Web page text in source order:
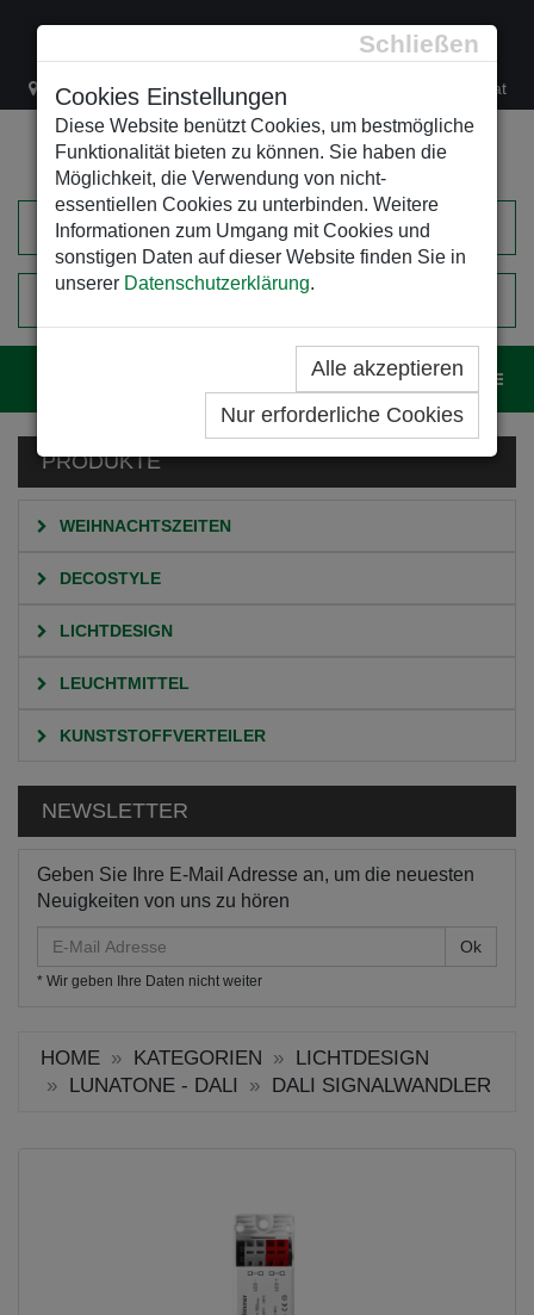
Schließen
Cookies Einstellungen
Diese Website benützt Cookies, um bestmögliche
Funktionalität bieten zu können. Sie haben die
Möglichkeit, die Verwendung von nicht-
essentiellen Cookies zu unterbinden. Weitere
Informationen zum Umgang mit Cookies und
sonstigen Daten auf dieser Website finden Sie in
unserer Datenschutzerklärung.
Alle akzeptieren
Nur erforderliche Cookies
Lacknergasse 78 +43/1/470 37 00 office@leso.at
EINKAUFSWAGEN
PRODUKTE
WEIHNACHTSZEITEN
DECOSTYLE
LICHTDESIGN
LEUCHTMITTEL
KUNSTSTOFFVERTEILER
NEWSLETTER
Geben Sie Ihre E-Mail Adresse an, um die neuesten
Neuigkeiten von uns zu hören
Mail
Adresse
* Wir geben Ihre Daten nicht weiter
HOME KATEGORIEN
LICHTDESIGN
LUNATONE - DALI
DALI SIGNALWANDLER